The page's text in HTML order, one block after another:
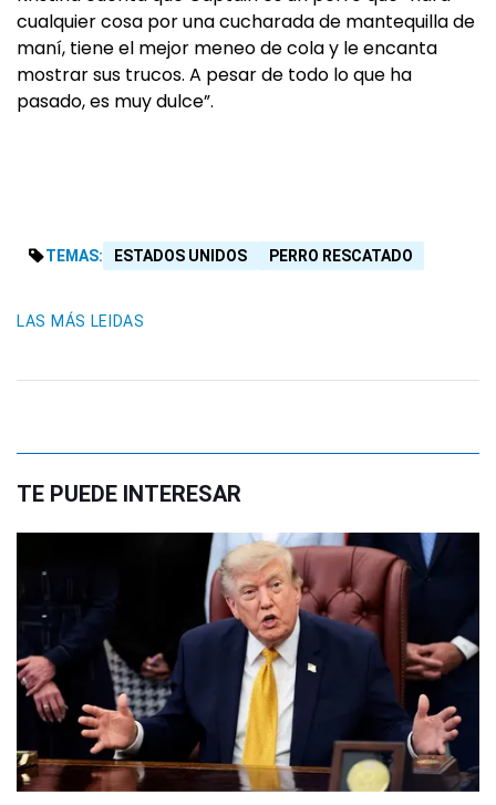
cualquier cosa por una cucharada de mantequilla de
maní, tiene el mejor meneo de cola y le encanta
mostrar sus trucos. A pesar de todo lo que ha
pasado, es muy dulce”.
TEMAS: ESTADOS UNIDOS PERRO RESCATADO
LAS MÁS LEIDAS
TE PUEDE INTERESAR